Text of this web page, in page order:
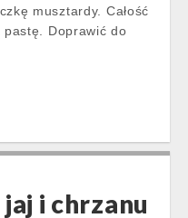
musztardy. Całość
pastę. Doprawić do
i chrzanu